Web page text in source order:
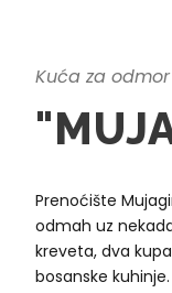
Kuća za odmor
Prenoćište
odmah uz
kreveta, dva
bosanske kuhinje.